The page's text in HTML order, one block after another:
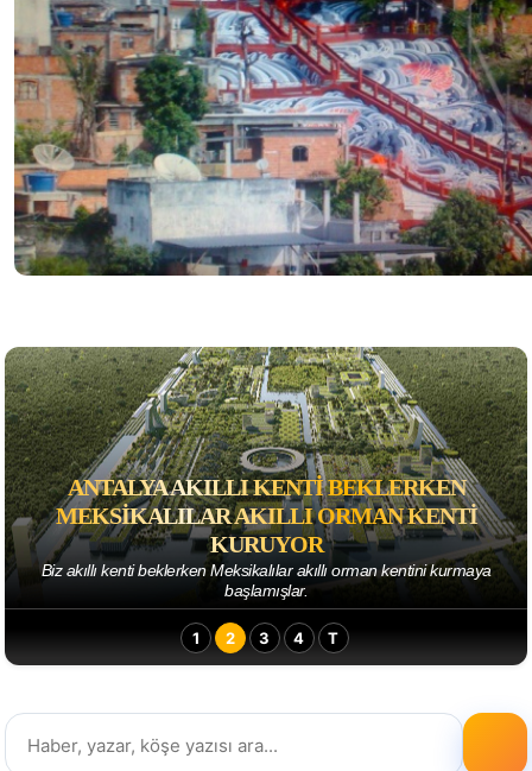
ŞEHIRLERI SANATÇILAR TASARLAMALI-6
1 2 3 4 T